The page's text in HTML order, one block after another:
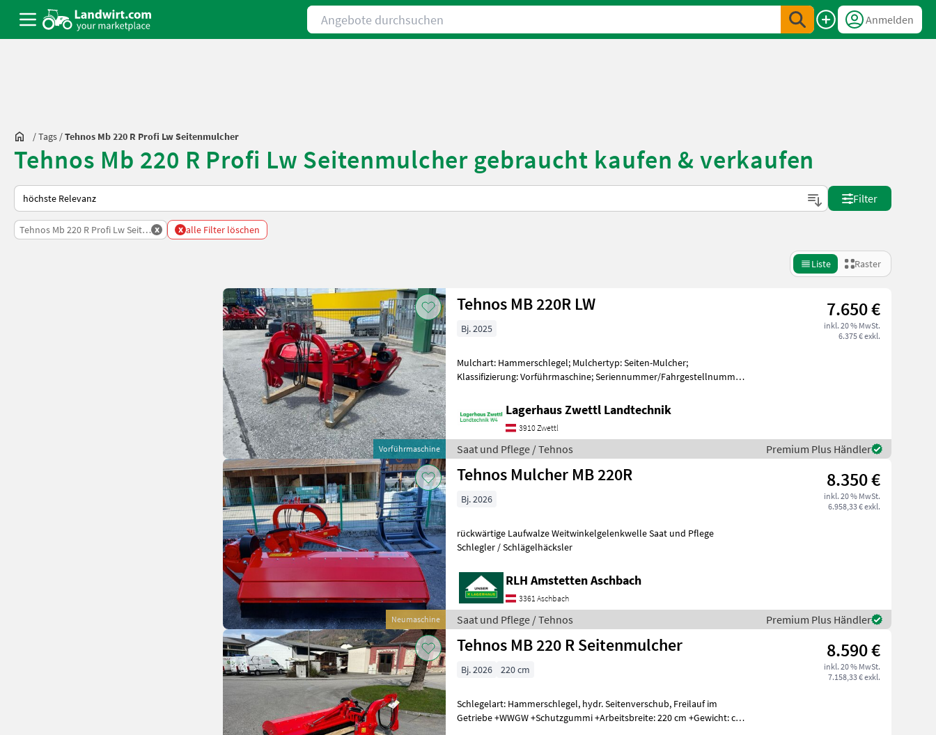
Angebote durchsuchen
Anmelden
/Tags /Tehnos Mb 220 R Profi Lw Seitenmulcher
Tehnos Mb 220 R Profi Lw Seitenmulcher gebraucht kaufen & verkaufen
So wird auf Landwirt.com sortiert
Filter
Tehnos Mb 220 R Profi Lw Seitenmulcher
x x alle Filter löschen
Liste Raster
Vorführmaschine
Tehnos MB 220R LW 7.650 €
inkl. 20 % MwSt.
6.375 € exkl.
Bj. 2025
Mulchart: Hammerschlegel; Mulchertyp: Seiten-Mulcher;
Klassifizierung: Vorführmaschine; Seriennummer/Fahrgestellnummer:
Lagerhaus Zwettl Landtechnik
3910 Zwettl
Saat und Pflege / Tehnos Premium Plus Händler
Neumaschine
Tehnos Mulcher MB 220R 8.350 €
inkl. 20 % MwSt.
6.958,33 € exkl.
Bj. 2026
rückwärtige Laufwalze Weitwinkelgelenkwelle Saat und Pflege
Schlegler / Schlägelhäcksler
RLH Amstetten Aschbach
3361 Aschbach
Saat und Pflege / Tehnos Premium Plus Händler
Tehnos MB 220 R Seitenmulcher 8.590 €
inkl. 20 % MwSt.
7.158,33 € exkl.
Bj. 2026 220 cm
Schlegelart: Hammerschlegel, hydr. Seitenverschub, Freilauf im
Getriebe +WWGW +Schutzgummi +Arbeitsbreite: 220 cm +Gewicht: ca.